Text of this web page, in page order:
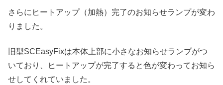
さらにヒートアップ（加熱）完了のお知らせランプが変わ
りました。
旧型SCEasyFixは本体上部に小さなお知らせランプがつ
いており、ヒートアップが完了すると色が変わってお知ら
せしてくれていました。